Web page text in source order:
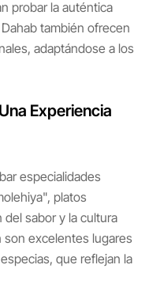
probar la auténtica
también ofrecen
adaptándose a los
Experiencia
especialidades
platos
sabor y la cultura
son excelentes lugares
que reflejan la